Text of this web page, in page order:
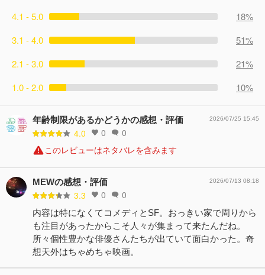
4.1 - 5.0
18%
3.1 - 4.0
51%
2.1 - 3.0
21%
1.0 - 2.0
10%
年齢制限があるかどうかの感想・評価
4.0 0 0
2026/07/25 15:45
このレビューはネタバレを含みます
MEWの感想・評価
3.3 0 0
2026/07/13 08:18
内容は特になくてコメディとSF。おっきい家で周りから
も注目があったからこそ人々が集まって来たんだね。
所々個性豊かな俳優さんたちが出ていて面白かった。奇
想天外はちゃめちゃ映画。